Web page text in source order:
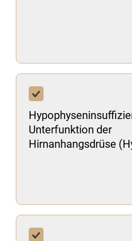
Unterfunktion der
Hirnanhangsdrüse